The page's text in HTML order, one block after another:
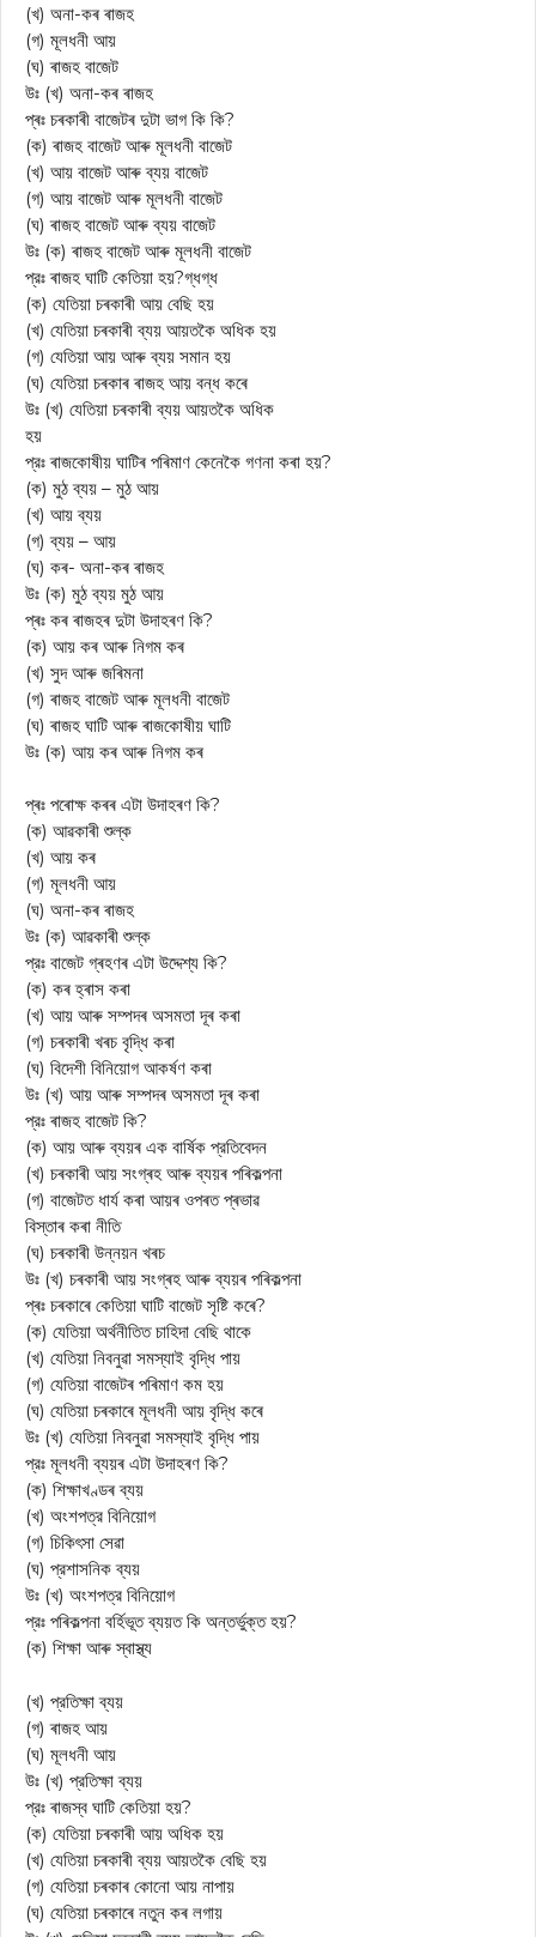
(খ) অনা-কৰ ৰাজহ
(গ) মূলধনী আয়
(ঘ) ৰাজহ বাজেট
উঃ (খ) অনা-কৰ ৰাজহ
প্ৰঃ চৰকাৰী বাজেটৰ দুটা ভাগ কি কি?
(ক) ৰাজহ বাজেট আৰু মূলধনী বাজেট
(খ) আয় বাজেট আৰু ব্যয় বাজেট
(গ) আয় বাজেট আৰু মূলধনী বাজেট
(ঘ) ৰাজহ বাজেট আৰু ব্যয় বাজেট
উঃ (ক) ৰাজহ বাজেট আৰু মূলধনী বাজেট
প্রঃ ৰাজহ ঘাটি কেতিয়া হয়?গ্ধগ্ধ
(ক) যেতিয়া চৰকাৰী আয় বেছি হয়
(খ) যেতিয়া চৰকাৰী ব্যয় আয়তকৈ অধিক হয়
(গ) যেতিয়া আয় আৰু ব্যয় সমান হয়
(ঘ) যেতিয়া চৰকাৰ ৰাজহ আয় বন্ধ কৰে
উঃ (খ) যেতিয়া চৰকাৰী ব্যয় আয়তকৈ অধিক
হয়
প্রঃ ৰাজকোষীয় ঘাটিৰ পৰিমাণ কেনেকৈ গণনা কৰা হয়?
(ক) মুঠ ব্যয় – মুঠ আয়
(খ) আয় ব্যয়
(গ) ব্যয় – আয়
(ঘ) কৰ- অনা-কৰ ৰাজহ
উঃ (ক) মুঠ ব্যয় মুঠ আয়
প্ৰঃ কৰ ৰাজহৰ দুটা উদাহৰণ কি?
(ক) আয় কৰ আৰু নিগম কৰ
(খ) সুদ আৰু জৰিমনা
(গ) ৰাজহ বাজেট আৰু মূলধনী বাজেট
(ঘ) ৰাজহ ঘাটি আৰু ৰাজকোষীয় ঘাটি
উঃ (ক) আয় কৰ আৰু নিগম কৰ
প্ৰঃ পৰোক্ষ কৰৰ এটা উদাহৰণ কি?
(ক) আৱকাৰী শুল্ক
(খ) আয় কৰ
(গ) মূলধনী আয়
(ঘ) অনা-কৰ ৰাজহ
উঃ (ক) আৱকাৰী শুল্ক
প্রঃ বাজেট গ্ৰহণৰ এটা উদ্দেশ্য কি?
(ক) কৰ হ্ৰাস কৰা
(খ) আয় আৰু সম্পদৰ অসমতা দূৰ কৰা
(গ) চৰকাৰী খৰচ বৃদ্ধি কৰা
(ঘ) বিদেশী বিনিয়োগ আকৰ্ষণ কৰা
উঃ (খ) আয় আৰু সম্পদৰ অসমতা দূৰ কৰা
প্রঃ ৰাজহ বাজেট কি?
(ক) আয় আৰু ব্যয়ৰ এক বার্ষিক প্রতিবেদন
(খ) চৰকাৰী আয় সংগ্ৰহ আৰু ব্যয়ৰ পৰিকল্পনা
(গ) বাজেটত ধাৰ্য কৰা আয়ৰ ওপৰত প্ৰভাৱ
বিস্তাৰ কৰা নীতি
(ঘ) চৰকাৰী উন্নয়ন খৰচ
উঃ (খ) চৰকাৰী আয় সংগ্ৰহ আৰু ব্যয়ৰ পৰিকল্পনা
প্ৰঃ চৰকাৰে কেতিয়া ঘাটি বাজেট সৃষ্টি কৰে?
(ক) যেতিয়া অর্থনীতিত চাহিদা বেছি থাকে
(খ) যেতিয়া নিবনুৱা সমস্যাই বৃদ্ধি পায়
(গ) যেতিয়া বাজেটৰ পৰিমাণ কম হয়
(ঘ) যেতিয়া চৰকাৰে মূলধনী আয় বৃদ্ধি কৰে
উঃ (খ) যেতিয়া নিবনুৱা সমস্যাই বৃদ্ধি পায়
প্রঃ মূলধনী ব্যয়ৰ এটা উদাহৰণ কি?
(ক) শিক্ষাখণ্ডৰ ব্যয়
(খ) অংশপত্র বিনিয়োগ
(গ) চিকিৎসা সেৱা
(ঘ) প্রশাসনিক ব্যয়
উঃ (খ) অংশপত্র বিনিয়োগ
প্রঃ পৰিকল্পনা বর্হিভূত ব্যয়ত কি অন্তর্ভুক্ত হয়?
(ক) শিক্ষা আৰু স্বাস্থ্য
(খ) প্রতিক্ষা ব্যয়
(গ) ৰাজহ আয়
(ঘ) মূলধনী আয়
উঃ (খ) প্রতিক্ষা ব্যয়
প্রঃ ৰাজস্ব ঘাটি কেতিয়া হয়?
(ক) যেতিয়া চৰকাৰী আয় অধিক হয়
(খ) যেতিয়া চৰকাৰী ব্যয় আয়তকৈ বেছি হয়
(গ) যেতিয়া চৰকাৰ কোনো আয় নাপায়
(ঘ) যেতিয়া চৰকাৰে নতুন কৰ লগায়